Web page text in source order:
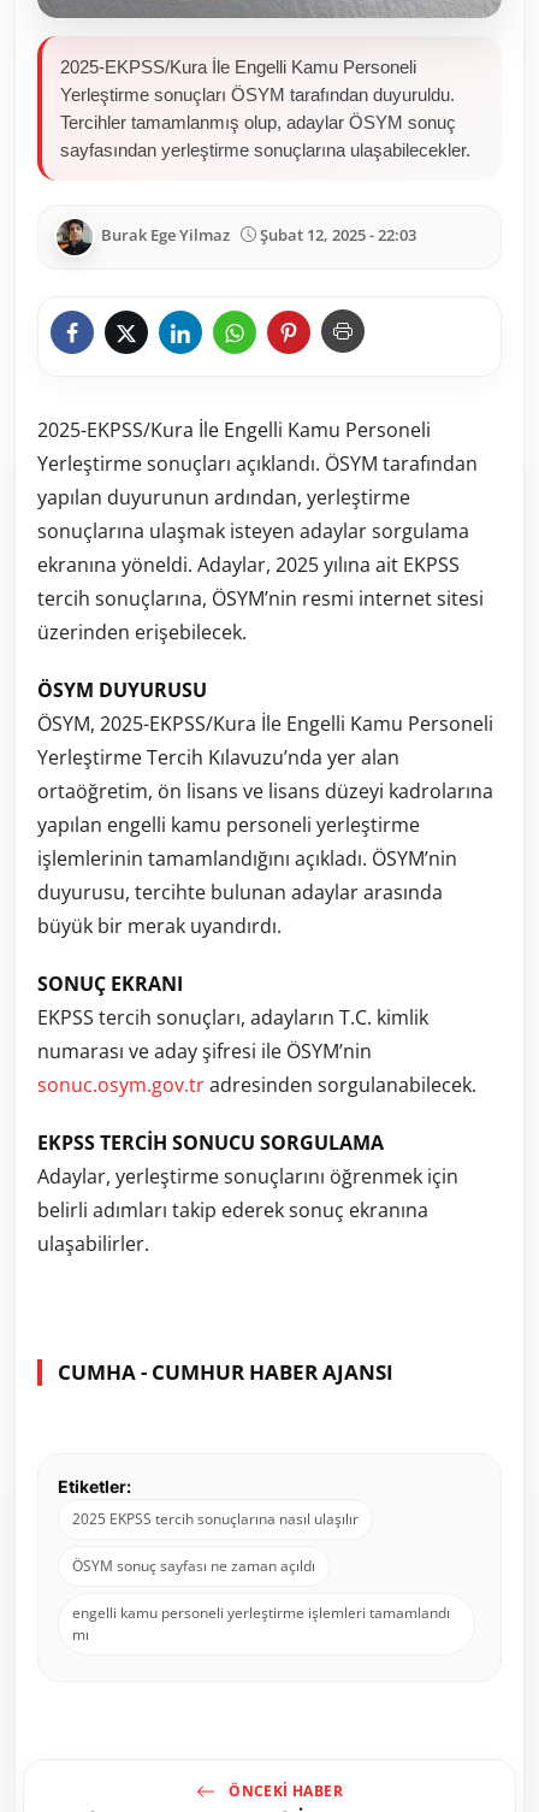
2025-EKPSS/Kura İle Engelli Kamu Personeli
Yerleştirme sonuçları ÖSYM tarafından duyuruldu.
Tercihler tamamlanmış olup, adaylar ÖSYM sonuç
sayfasından yerleştirme sonuçlarına ulaşabilecekler.
Burak Ege Yilmaz Şubat 12, 2025 - 22:03
2025-EKPSS/Kura İle Engelli Kamu Personeli
Yerleştirme sonuçları açıklandı. ÖSYM tarafından
yapılan duyurunun ardından, yerleştirme
sonuçlarına ulaşmak isteyen adaylar sorgulama
ekranına yöneldi. Adaylar, 2025 yılına ait EKPSS
tercih sonuçlarına, ÖSYM’nin resmi internet sitesi
üzerinden erişebilecek.
ÖSYM DUYURUSU
ÖSYM, 2025-EKPSS/Kura İle Engelli Kamu Personeli
Yerleştirme Tercih Kılavuzu’nda yer alan
ortaöğretim, ön lisans ve lisans düzeyi kadrolarına
yapılan engelli kamu personeli yerleştirme
işlemlerinin tamamlandığını açıkladı. ÖSYM’nin
duyurusu, tercihte bulunan adaylar arasında
büyük bir merak uyandırdı.
SONUÇ EKRANI
EKPSS tercih sonuçları, adayların T.C. kimlik
numarası ve aday şifresi ile ÖSYM’nin
sonuc.osym.gov.tradresinden sorgulanabilecek.
EKPSS TERCİH SONUCU SORGULAMA
Adaylar, yerleştirme sonuçlarını öğrenmek için
belirli adımları takip ederek sonuç ekranına
ulaşabilirler.
CUMHA - CUMHUR HABER AJANSI
Etiketler:
2025 EKPSS tercih sonuçlarına nasıl ulaşılır
ÖSYM sonuç sayfası ne zaman açıldı
engelli kamu personeli yerleştirme işlemleri tamamlandı
mı
ÖNCEKI HABER